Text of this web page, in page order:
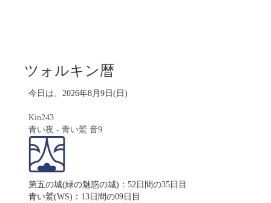
ツォルキン暦
今日は、2026年8月9日(日)
Kin243
青い夜 - 青い鷲 音9
第五の城(緑の魅惑の城)：52日間の35日目
青い鷲(WS)：13日間の09日目